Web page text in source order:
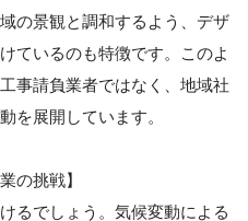
の景観と調和するよう、デザ
ているのも特徴です。このよ
事請負業者ではなく、地域社
を展開しています。
の挑戦】
るでしょう。気候変動による